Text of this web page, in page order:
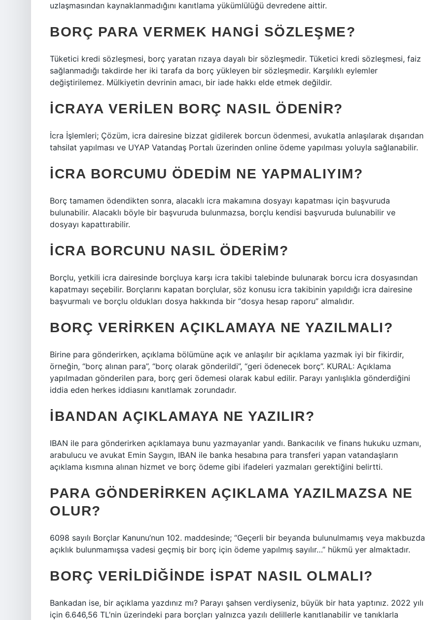
uzlaşmasından kaynaklanmadığını kanıtlama yükümlülüğü devredene aittir.
BORÇ PARA VERMEK HANGI SÖZLEŞME?
Tüketici kredi sözleşmesi, borç yaratan rızaya dayalı bir sözleşmedir. Tüketici kredi sözleşmesi, faiz
sağlanmadığı takdirde her iki tarafa da borç yükleyen bir sözleşmedir. Karşılıklı eylemler
değiştirilemez. Mülkiyetin devrinin amacı, bir iade hakkı elde etmek değildir.
İCRAYA VERILEN BORÇ NASIL ÖDENIR?
İcra İşlemleri; Çözüm, icra dairesine bizzat gidilerek borcun ödenmesi, avukatla anlaşılarak dışarıdan
tahsilat yapılması ve UYAP Vatandaş Portalı üzerinden online ödeme yapılması yoluyla sağlanabilir.
İCRA BORCUMU ÖDEDIM NE YAPMALIYIM?
Borç tamamen ödendikten sonra, alacaklı icra makamına dosyayı kapatması için başvuruda
bulunabilir. Alacaklı böyle bir başvuruda bulunmazsa, borçlu kendisi başvuruda bulunabilir ve
dosyayı kapattırabilir.
İCRA BORCUNU NASIL ÖDERIM?
Borçlu, yetkili icra dairesinde borçluya karşı icra takibi talebinde bulunarak borcu icra dosyasından
kapatmayı seçebilir. Borçlarını kapatan borçlular, söz konusu icra takibinin yapıldığı icra dairesine
başvurmalı ve borçlu oldukları dosya hakkında bir “dosya hesap raporu” almalıdır.
BORÇ VERIRKEN AÇIKLAMAYA NE YAZILMALI?
Birine para gönderirken, açıklama bölümüne açık ve anlaşılır bir açıklama yazmak iyi bir fikirdir,
örneğin, “borç alınan para”, “borç olarak gönderildi”, “geri ödenecek borç”. KURAL: Açıklama
yapılmadan gönderilen para, borç geri ödemesi olarak kabul edilir. Parayı yanlışlıkla gönderdiğini
iddia eden herkes iddiasını kanıtlamak zorundadır.
İBANDAN AÇIKLAMAYA NE YAZILIR?
IBAN ile para gönderirken açıklamaya bunu yazmayanlar yandı. Bankacılık ve finans hukuku uzmanı,
arabulucu ve avukat Emin Saygın, IBAN ile banka hesabına para transferi yapan vatandaşların
açıklama kısmına alınan hizmet ve borç ödeme gibi ifadeleri yazmaları gerektiğini belirtti.
PARA GÖNDERIRKEN AÇIKLAMA YAZILMAZSA NE
OLUR?
6098 sayılı Borçlar Kanunu’nun 102. maddesinde; “Geçerli bir beyanda bulunulmamış veya makbuzda
açıklık bulunmamışsa vadesi geçmiş bir borç için ödeme yapılmış sayılır…” hükmü yer almaktadır.
BORÇ VERILDIĞINDE ISPAT NASIL OLMALI?
Bankadan ise, bir açıklama yazdınız mı? Parayı şahsen verdiyseniz, büyük bir hata yaptınız. 2022 yılı
için 6.646,56 TL’nin üzerindeki para borçları yalnızca yazılı delillerle kanıtlanabilir ve tanıklarla